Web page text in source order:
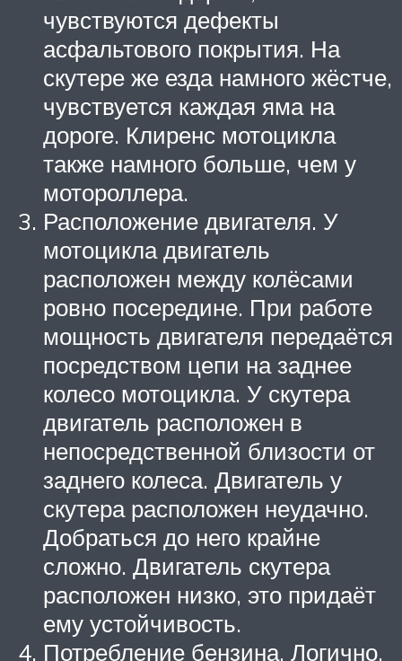
чувствуются дефекты
асфальтового покрытия. На
скутере же езда намного жёстче,
чувствуется каждая яма на
дороге. Клиренс мотоцикла
также намного больше, чем у
мотороллера.
Расположение двигателя. У
мотоцикла двигатель
расположен между колёсами
ровно посередине. При работе
мощность двигателя передаётся
посредством цепи на заднее
колесо мотоцикла. У скутера
двигатель расположен в
непосредственной близости от
заднего колеса. Двигатель у
скутера расположен неудачно.
Добраться до него крайне
сложно. Двигатель скутера
расположен низко, это придаёт
ему устойчивость.
Потребление бензина. Логично,